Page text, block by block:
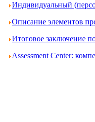
Индивидуальный
Описание элементов
Итоговое заключение
Assessment Center: